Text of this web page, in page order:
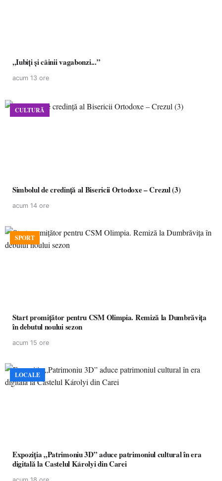
,,Iubiți și câinii vagabonzi...”
acum 13 ore
CULTURĂ
Simbolul de credinţă al Bisericii Ortodoxe – Crezul (3)
acum 14 ore
SPORT
Start promițător pentru CSM Olimpia. Remiză la Dumbrăvița
în debutul noului sezon
acum 15 ore
LOCALE
Expoziția „Patrimoniu 3D” aduce patrimoniul cultural în era
digitală la Castelul Károlyi din Carei